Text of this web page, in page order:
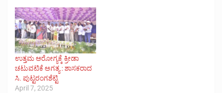
ಉತ್ತಮ ಆರೋಗ್ಯಕ್ಕೆ ಕ್ರೀಡಾ
ಚಟುವಟಿಕೆ ಅಗತ್ಯ : ಶಾಸಕರಾದ
ಸಿ. ಪುಟ್ಟರಂಗಶೆಟ್ಟಿ
April 7, 2025